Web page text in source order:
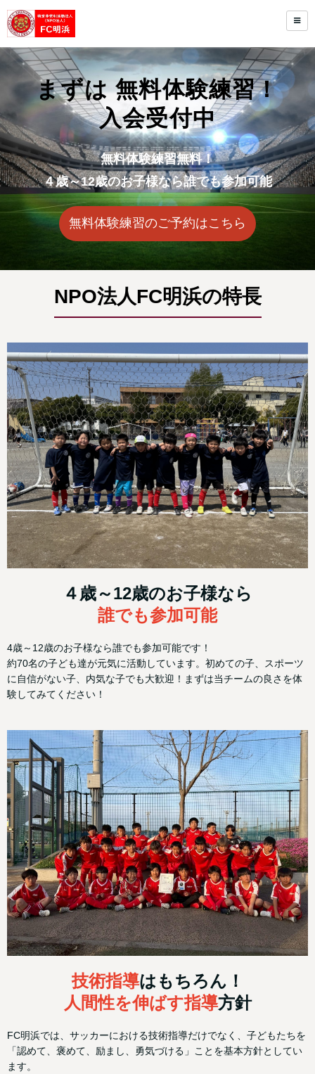
まずは 無料体験練習！
入会受付中
無料体験練習無料！
４歳～12歳のお子様なら誰でも参加可能
無料体験練習のご予約はこちら
NPO法人FC明浜の特長
４歳～12歳のお子様なら
誰でも参加可能
4歳～12歳のお子様なら誰でも参加可能です！
約70名の子ども達が元気に活動しています。初めての子、スポーツ
に自信がない子、内気な子でも大歓迎！まずは当チームの良さを体
験してみてください！
技術指導はもちろん！
人間性を伸ばす指導方針
FC明浜では、サッカーにおける技術指導だけでなく、子どもたちを
「認めて、褒めて、励まし、勇気づける」ことを基本方針としてい
ます。